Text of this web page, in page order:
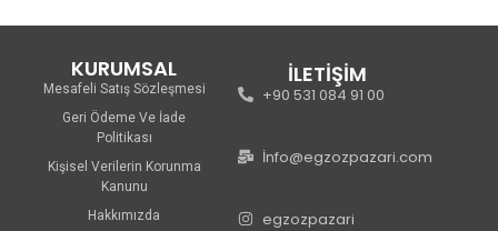
KURUMSAL
Mesafeli Satış Sözleşmesi
Geri Ödeme Ve İade
Politikası
Kişisel Verilerin Korunma
Kanunu
Hakkımızda
İLETİŞİM
+90 531 084 91 00
İnfo@egzozpazari.com
egzozpazari